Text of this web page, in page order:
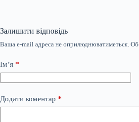
Залишити відповідь
Ваша e-mail адреса не оприлюднюватиметься.
Ім’я *
Додати коментар *